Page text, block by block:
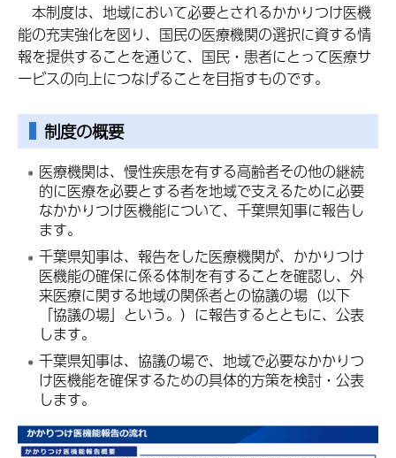
本制度は、地域において必要とされるかかりつけ医機
能の充実強化を図り、国民の医療機関の選択に資する情
報を提供することを通じて、国民・患者にとって医療サ
ービスの向上につなげることを目指すものです。
制度の概要
医療機関は、慢性疾患を有する高齢者その他の継続
的に医療を必要とする者を地域で支えるために必要
なかかりつけ医機能について、千葉県知事に報告し
ます。
千葉県知事は、報告をした医療機関が、かかりつけ
医機能の確保に係る体制を有することを確認し、外
来医療に関する地域の関係者との協議の場（以下
「協議の場」という。）に報告するとともに、公表
します。
千葉県知事は、協議の場で、地域で必要なかかりつ
け医機能を確保するための具体的方策を検討・公表
します。